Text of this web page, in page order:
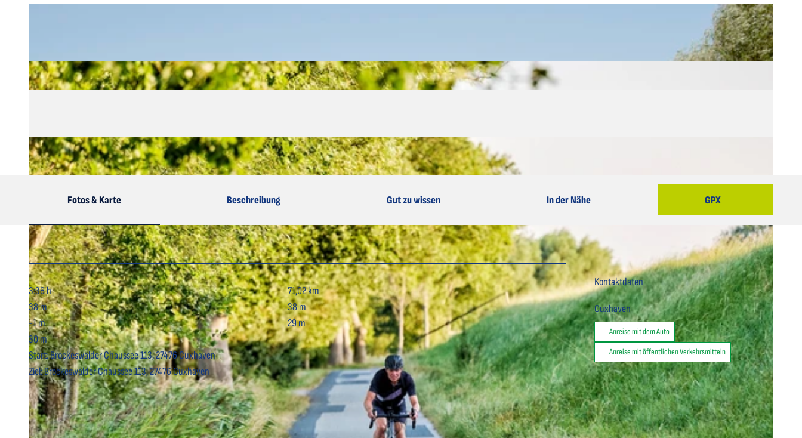
Fotos & Karte Beschreibung Gut zu wissen In der Nähe GPX
3:36 h
71,02 km
38 m
38 m
-1 m
29 m
30 m
Start: Brockeswalder Chaussee 113, 27476 Cuxhaven
Ziel: Brockeswalder Chaussee 113, 27476 Cuxhaven
Kontaktdaten
Cuxhaven
Anreise mit dem Auto
Anreise mit öffentlichen Verkehrsmitteln